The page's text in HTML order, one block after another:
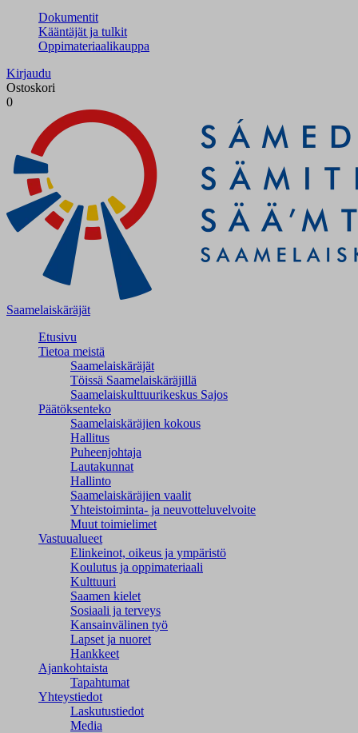
Dokumentit
Kääntäjät ja tulkit
Oppimateriaalikauppa
Kirjaudu
Ostoskori
0
Saamelaiskäräjät
Etusivu
Tietoa meistä
Saamelaiskäräjät
Töissä Saamelaiskäräjillä
Saamelaiskulttuuri­keskus Sajos
Päätöksenteko
Saamelaiskäräjien kokous
Hallitus
Puheenjohtaja
Lautakunnat
Hallinto
Saamelaiskäräjien vaalit
Yhteistoiminta- ja neuvotteluvelvoite
Muut toimielimet
Vastuualueet
Elinkeinot, oikeus ja ympäristö
Koulutus ja oppimateriaali
Kulttuuri
Saamen kielet
Sosiaali ja terveys
Kansainvälinen työ
Lapset ja nuoret
Hankkeet
Ajankohtaista
Tapahtumat
Yhteystiedot
Laskutustiedot
Media